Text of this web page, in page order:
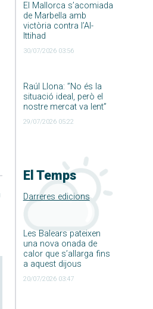
El Mallorca s’acomiada
de Marbella amb
victòria contra l’Al-
Ittihad
30/07/2026 03:56
Raúl Llona: ”No és la
situació ideal, però el
nostre mercat va lent”
29/07/2026 05:22
El Temps
Darreres edicions
Les Balears pateixen
una nova onada de
calor que s’allarga fins
a aquest dijous
20/07/2026 03:47